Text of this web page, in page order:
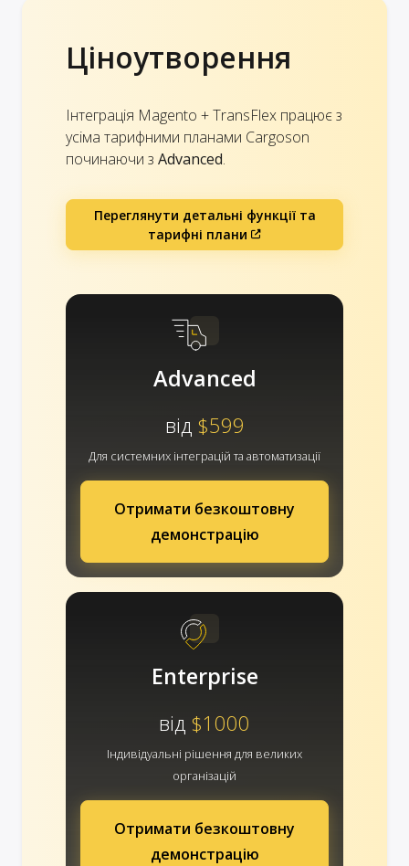
Ціноутворення
Інтеграція Magento + TransFlex працює з
усіма тарифними планами Cargoson
починаючи з Advanced.
Переглянути детальні функції та
тарифні плани
Advanced
від $599
Для системних інтеграцій та автоматизації
Отримати безкоштовну
демонстрацію
Enterprise
від $1000
Індивідуальні рішення для великих
організацій
Отримати безкоштовну
демонстрацію